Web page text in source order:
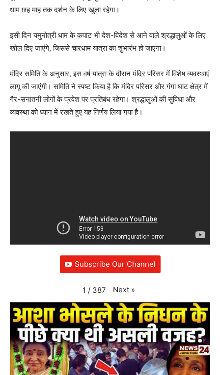
धाम छह माह तक दर्शन के लिए खुला रहेगा।
इसी दिन यमुनोत्री धाम के कपाट भी देश-विदेश से आने वाले श्रद्धालुओं के लिए
खोल दिए जाएंगे, जिससे चारधाम यात्रा का शुभारंभ हो जाएगा।
मंदिर समिति के अनुसार, इस वर्ष यात्रा के दौरान मंदिर परिसर में विशेष व्यवस्थाएं
लागू की जाएंगी। समिति ने स्पष्ट किया है कि मंदिर परिसर और गंगा घाट क्षेत्र में
गैर-सनातनी लोगों के प्रवेश पर प्रतिबंध रहेगा। श्रद्धालुओं की सुविधा और
व्यवस्था को ध्यान में रखते हुए यह निर्णय लिया गया है।
Subscribe Our Channel
1 / 387 Next »